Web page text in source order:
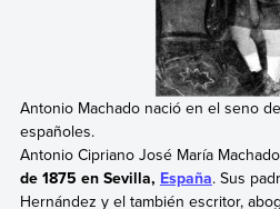
Antonio Machado nació en el seno
españoles.
Antonio Cipriano José María
de 1875 en Sevilla, España. Sus
Hernández y el también escritor,